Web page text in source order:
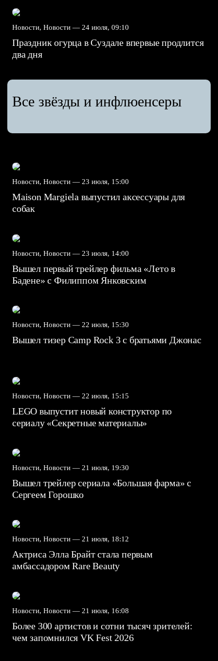
Новости, Новости — 24 июля, 09:10
Праздник огурца в Суздале впервые продлится
два дня
Все звёзды и инфлюенсеры
Новости, Новости — 23 июля, 15:00
Maison Margiela выпустил аксессуары для
собак
Новости, Новости — 23 июля, 14:00
Вышел первый трейлер фильма «Лето в
Бадене» с Филиппом Янковским
Новости, Новости — 22 июля, 15:30
Вышел тизер Camp Rock 3 с братьями Джонас
Новости, Новости — 22 июля, 15:15
LEGO выпустит новый конструктор по
сериалу «Секретные материалы»
Новости, Новости — 21 июля, 19:30
Вышел трейлер сериала «Большая фарма» с
Сергеем Горошко
Новости, Новости — 21 июля, 18:12
Актриса Элла Брайт стала первым
амбассадором Rare Beauty
Новости, Новости — 21 июля, 16:08
Более 300 артистов и сотни тысяч зрителей:
чем запомнился VK Fest 2026